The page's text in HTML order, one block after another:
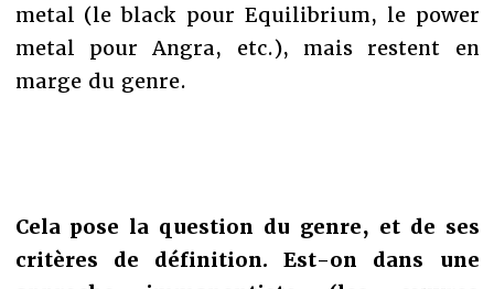
metal (le black pour Equilibrium, le power
metal pour Angra, etc.), mais restent en
marge du genre.
Cela pose la question du genre, et de ses
critères de définition. Est-on dans une